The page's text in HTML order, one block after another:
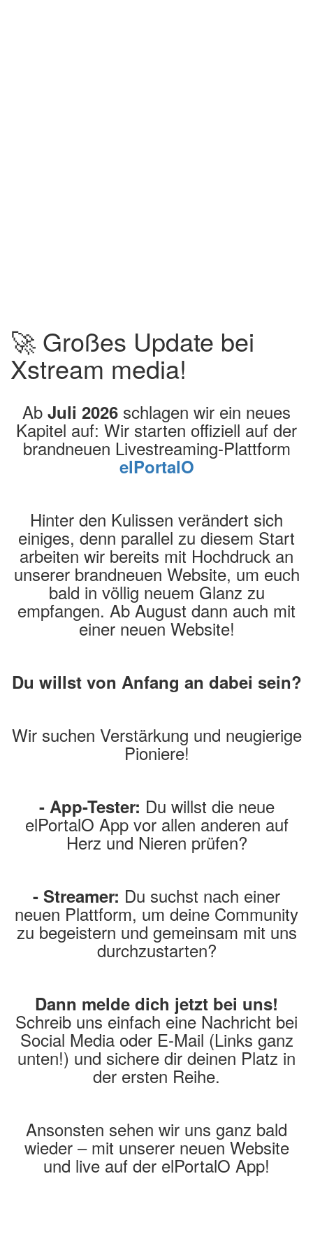
🚀 Großes Update bei
Xstream media!
Ab Juli 2026 schlagen wir ein neues
Kapitel auf: Wir starten offiziell auf der
brandneuen Livestreaming-Plattform
elPortalO
Hinter den Kulissen verändert sich
einiges, denn parallel zu diesem Start
arbeiten wir bereits mit Hochdruck an
unserer brandneuen Website, um euch
bald in völlig neuem Glanz zu
empfangen. Ab August dann auch mit
einer neuen Website!
Du willst von Anfang an dabei sein?
Wir suchen Verstärkung und neugierige
Pioniere!
- App-Tester: Du willst die neue
elPortalO App vor allen anderen auf
Herz und Nieren prüfen?
- Streamer: Du suchst nach einer
neuen Plattform, um deine Community
zu begeistern und gemeinsam mit uns
durchzustarten?
Dann melde dich jetzt bei uns!
Schreib uns einfach eine Nachricht bei
Social Media oder E-Mail (Links ganz
unten!) und sichere dir deinen Platz in
der ersten Reihe.
Ansonsten sehen wir uns ganz bald
wieder – mit unserer neuen Website
und live auf der elPortalO App!